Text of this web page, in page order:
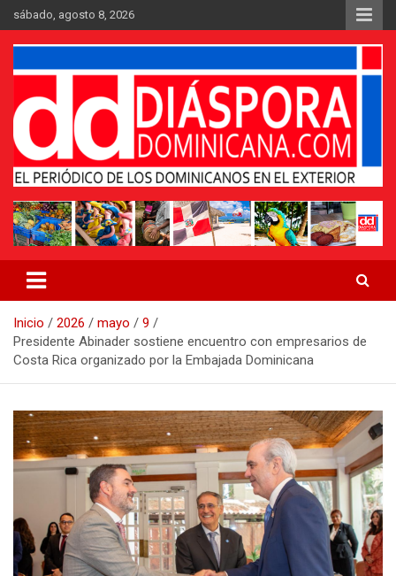
Saltar
al
contenido
sábado, agosto 8, 2026
Periódico Diáspora Dominicana
Inicio 2026 mayo
9
Presidente Abinader sostiene encuentro con empresarios de
Costa Rica organizado por la Embajada Dominicana